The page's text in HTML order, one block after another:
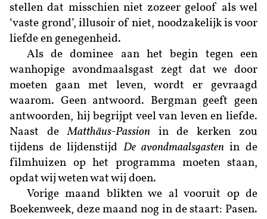
stellen dat misschien niet zozeer geloof als wel
‘vaste grond’, illusoir of niet, noodzakelijk is voor
liefde en genegenheid.
Als de dominee aan het begin tegen een
wanhopige avondmaalsgast zegt dat we door
moeten gaan met leven, wordt er gevraagd
waarom. Geen antwoord. Bergman geeft geen
antwoorden, hij begrijpt veel van leven en liefde.
Naast de
Matthäus-Passion
in de kerken zou
tijdens de lijdenstijd De avondmaalsgasten in de
filmhuizen op het programma moeten staan,
opdat wij weten wat wij doen.
Vorige maand blikten we al vooruit op de
Boekenweek, deze maand nog in de staart: Pasen.